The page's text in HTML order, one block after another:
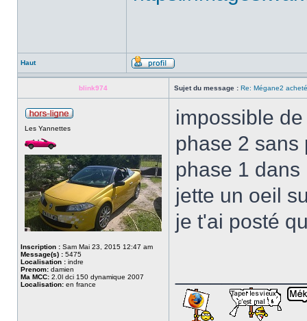
Haut
blink974 Sujet du message : Re: Mégane2
Les Yannettes
Inscription : Sam Mai 23, 2015 12:47 am
Message(s) : 5475
Localisation : indre
Prenom: damien
Ma MCC: 2.0l dci 150 dynamique 2007
Localisation: en france
impossible
phase 2 sans
phase 1
jette un oeil
je t'ai posté